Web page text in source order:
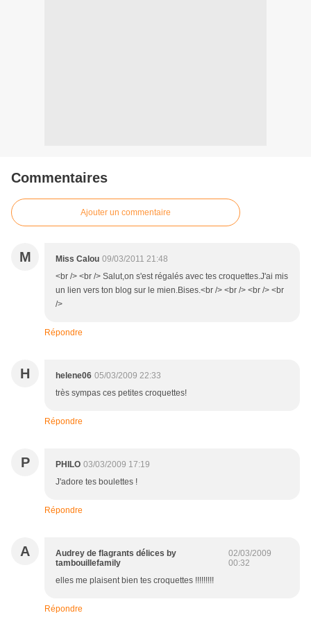
Commentaires
Ajouter un commentaire
M Miss Calou 09/03/2011 21:48
<br /> <br /> Salut,on s'est régalés avec tes croquettes.J'ai mis
un lien vers ton blog sur le mien.Bises.<br /> <br /> <br /> <br
/>
Répondre
H helene06 05/03/2009 22:33
très sympas ces petites croquettes!
Répondre
P PHILO 03/03/2009 17:19
J'adore tes boulettes !
Répondre
A
Audrey de flagrants délices by
tambouillefamily
02/03/2009
00:32
elles me plaisent bien tes croquettes !!!!!!!!!
Répondre